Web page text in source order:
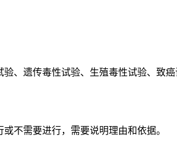
遗传毒性试验、生殖毒性试验、致
不需要进行，需要说明理由和依据。